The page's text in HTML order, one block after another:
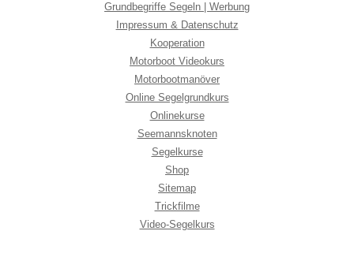
Grundbegriffe Segeln | Werbung
Impressum & Datenschutz
Kooperation
Motorboot Videokurs
Motorbootmanöver
Online Segelgrundkurs
Onlinekurse
Seemannsknoten
Segelkurse
Shop
Sitemap
Trickfilme
Video-Segelkurs